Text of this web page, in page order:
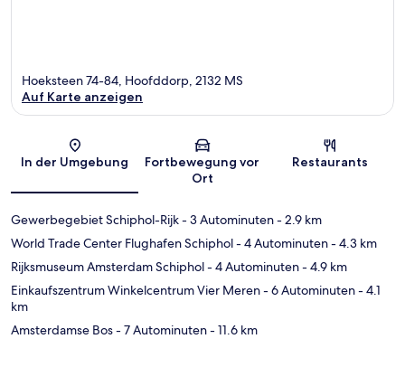
Karte
Hoeksteen 74-84, Hoofddorp, 2132 MS
Auf Karte anzeigen
In der Umgebung
Fortbewegung vor
Ort
Restaurants
Gewerbegebiet Schiphol-Rijk- 3 Autominuten- 2.9 km
World Trade Center Flughafen Schiphol- 4 Autominuten- 4.3 km
Rijksmuseum Amsterdam Schiphol- 4 Autominuten- 4.9 km
Einkaufszentrum Winkelcentrum Vier Meren- 6 Autominuten- 4.1
km
Amsterdamse Bos- 7 Autominuten- 11.6 km